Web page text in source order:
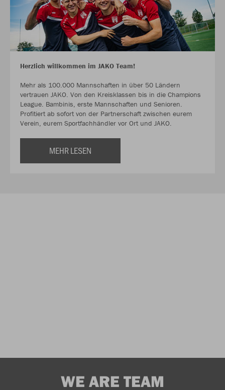
Herzlich willkommen im JAKO Team!
Mehr als 100.000 Mannschaften in über 50 Ländern
vertrauen JAKO. Von den Kreisklassen bis in die Champions
League. Bambinis, erste Mannschaften und Senioren.
Profitiert ab sofort von der Partnerschaft zwischen eurem
Verein, eurem Sportfachhändler vor Ort und JAKO.
MEHR LESEN
WE ARE TEAM